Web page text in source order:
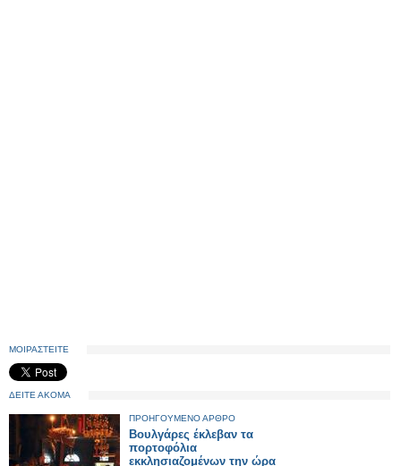
ΜΟΙΡΑΣΤΕΙΤΕ
ΔΕΙΤΕ ΑΚΟΜΑ
ΠΡΟΗΓΟΥΜΕΝΟ ΑΡΘΡΟ
Βουλγάρες έκλεβαν τα
πορτοφόλια
εκκλησιαζομένων την ώρα